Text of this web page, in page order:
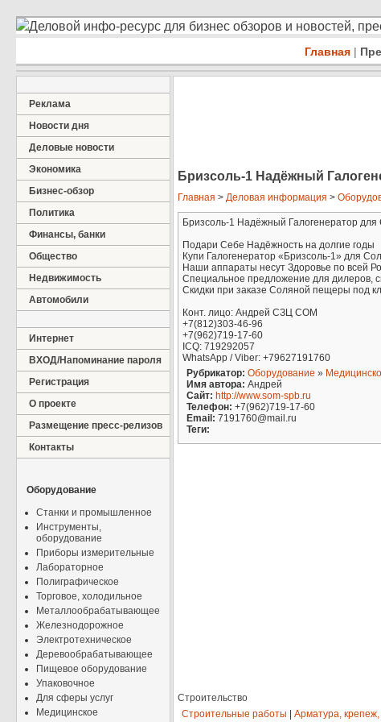
Деловой инфо-ресурс для бизнес обзоров и новостей,
Главная |
Реклама
Новости дня
Деловые новости
Экономика
Бизнес-обзор
Политика
Финансы, банки
Общество
Недвижимость
Автомобили
Интернет
ВХОД/Напоминание пароля
Регистрация
О проекте
Размещение пресс-релизов
Контакты
Оборудование
Станки и промышленное
Инструменты,
оборудование
Приборы измерительные
Лабораторное
Полиграфическое
Торговое, холодильное
Металлообрабатывающее
Железнодорожное
Электротехническое
Деревообрабатывающее
Пищевое оборудование
Упаковочное
Для сферы услуг
Медицинское
Бризсоль-1 Надёжный
Главная > Деловая информация >
Бризсоль-1 Надёжный Галогенератор
Подари Себе Надёжность на долгие годы
Купи Галогенератор «Бризсоль-1» для
Наши аппараты несут Здоровье по всей
Специальное предложение для дилеров,
Скидки при заказе Соляной пещеры под
Конт. лицо: Андрей СЗЦ СОМ
+7(812)303-46-96
+7(962)719-17-60
ICQ: 719292057
WhatsApp / Viber: +79627191760
Рубрикатор: Оборудование »
Имя автора: Андрей
Сайт: http://www.som-spb.ru
Телефон: +7(962)719-17-60
Email: 7191760@mail.ru
Теги:
Строительство
Строительные работы
Арматура,